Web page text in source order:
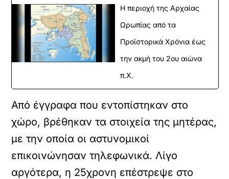
Η περιοχή της Αρχαίας
Ωρωπίας από τα
Προϊστορικά Χρόνια έως
την ακμή του 2ου αιώνα
π.Χ.
Από έγγραφα που εντοπίστηκαν στο
χώρο, βρέθηκαν τα στοιχεία της μητέρας,
με την οποία οι αστυνομικοί
επικοινώνησαν τηλεφωνικά. Λίγο
αργότερα, η 25χρονη επέστρεψε στο